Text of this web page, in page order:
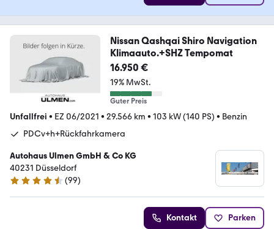
Nissan Qashqai Shiro Navigation
Klimaauto.+SHZ Tempomat
16.950 €
19% MwSt.
Guter Preis
Unfallfrei • EZ 06/2021 • 29.566 km • 103 kW (140 PS) • Benzin
PDCv+h+Rückfahrkamera
Autohaus Ulmen GmbH & Co KG
40231 Düsseldorf
4.5 Sterne
(99)
Kontakt Parken